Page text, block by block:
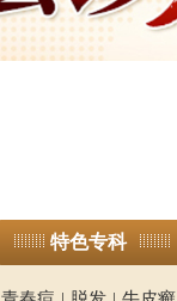
特色专科